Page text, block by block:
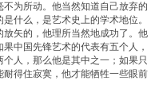
为所动。他当然知道自己放弃的
什么，是艺术史上的学术地位。
矢的，他理所当然地成功了。他
中国先锋艺术的代表有五个人，
人，那么他是其中之一；如果只
得住寂寞，他才能牺牲一些眼前